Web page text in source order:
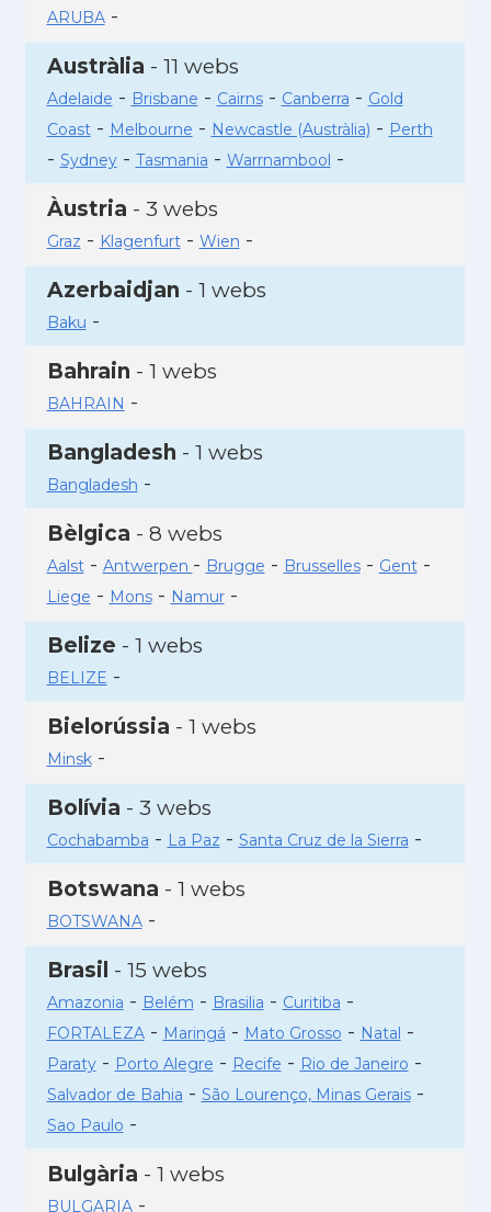
ARUBA-
Austràlia - 11 webs
Adelaide - Brisbane - Cairns- Canberra - Gold
Coast- Melbourne - Newcastle (Austràlia) - Perth
- Sydney- Tasmania - Warrnambool -
Àustria - 3 webs
Graz - Klagenfurt- Wien -
Azerbaidjan - 1 webs
Baku -
Bahrain - 1 webs
BAHRAIN -
Bangladesh - 1 webs
Bangladesh -
Bèlgica - 8 webs
Aalst- Antwerpen - Brugge - Brusselles- Gent-
Liege - Mons- Namur-
Belize - 1 webs
BELIZE -
Bielorússia - 1 webs
Minsk-
Bolívia - 3 webs
Cochabamba - La Paz - Santa Cruz de la Sierra -
Botswana - 1 webs
BOTSWANA-
Brasil - 15 webs
Amazonia - Belém - Brasilia - Curitiba -
FORTALEZA- Maringá - Mato Grosso - Natal -
Paraty- Porto Alegre - Recife - Rio de Janeiro -
Salvador de Bahia - São Lourenço, Minas Gerais-
Sao Paulo -
Bulgària - 1 webs
BULGARIA-